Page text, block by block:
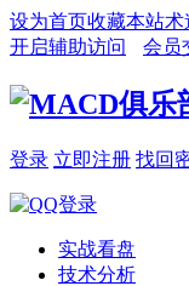
设为首页收藏本站术
开启辅助访问
会员
登录 立即注册 找回
实战看盘
技术分析